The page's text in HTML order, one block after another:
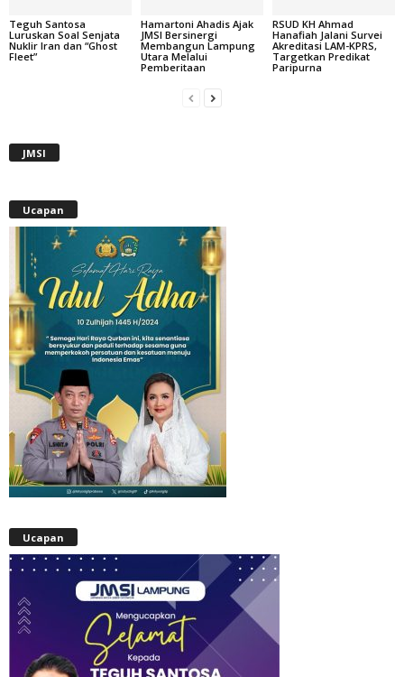
Teguh Santosa
Luruskan Soal Senjata
Nuklir Iran dan “Ghost
Fleet”
Hamartoni Ahadis Ajak
JMSI Bersinergi
Membangun Lampung
Utara Melalui
Pemberitaan
RSUD KH Ahmad
Hanafiah Jalani Survei
Akreditasi LAM-KPRS,
Targetkan Predikat
Paripurna
JMSI
Ucapan
Ucapan